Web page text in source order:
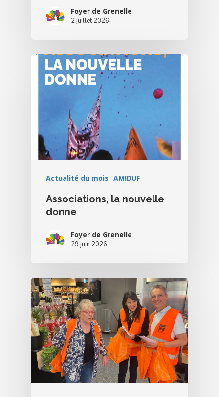
Foyer de Grenelle
2 juillet 2026
Actualité du mois AMIDUF
Associations, la nouvelle
donne
Foyer de Grenelle
29 juin 2026